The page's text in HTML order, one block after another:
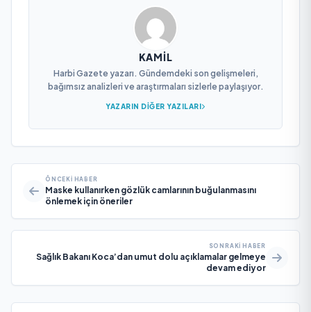
KAMIL
Harbi Gazete yazarı. Gündemdeki son gelişmeleri,
bağımsız analizleri ve araştırmaları sizlerle paylaşıyor.
YAZARIN DIĞER YAZILARI
ÖNCEKI HABER
Maske kullanırken gözlük camlarının buğulanmasını
önlemek için öneriler
SONRAKI HABER
Sağlık Bakanı Koca’dan umut dolu açıklamalar gelmeye
devam ediyor